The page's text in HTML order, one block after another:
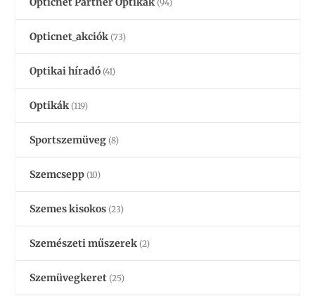
(94)
Opticnet_akciók (73)
Optikai híradó (41)
Optikák (119)
Sportszemüveg (8)
Szemcsepp (10)
Szemes kisokos (23)
Szemészeti műszerek (2)
Szemüvegkeret (25)